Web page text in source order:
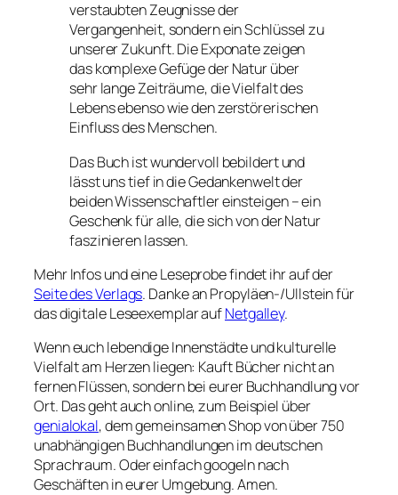
verstaubten Zeugnisse der
Vergangenheit, sondern ein Schlüssel zu
unserer Zukunft. Die Exponate zeigen
das komplexe Gefüge der Natur über
sehr lange Zeiträume, die Vielfalt des
Lebens ebenso wie den zerstörerischen
Einfluss des Menschen.
Das Buch ist wundervoll bebildert und
lässt uns tief in die Gedankenwelt der
beiden Wissenschaftler einsteigen – ein
Geschenk für alle, die sich von der Natur
faszinieren lassen.
Mehr Infos und eine Leseprobe findet ihr auf der
Seite des Verlags. Danke an Propyläen-/Ullstein für
das digitale Leseexemplar aufNetgalley.
Wenn euch lebendige Innenstädte und kulturelle
Vielfalt am Herzen liegen: Kauft Bücher nicht an
fernen Flüssen, sondern bei eurer Buchhandlung vor
Ort. Das geht auch online, zum Beispiel über
genialokal, dem gemeinsamen Shop von über 750
unabhängigen Buchhandlungen im deutschen
Sprachraum. Oder einfach googeln nach
Geschäften in eurer Umgebung. Amen.